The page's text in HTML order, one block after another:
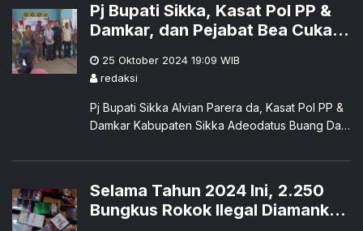
Pj Bupati Sikka, Kasat Pol PP &
Damkar, dan Pejabat Bea Cukai
Peraturan Bea Cukai
25 Oktober 2024 19:09 WIB
redaksi
Pj Bupati Sikka Alvian Parera da, Kasat Pol PP &
Damkar Kabupaten Sikka Adeodatus Buang Da
Kristoforus Moan Lirong melakukan sosialisasi
Kabupaten Sikka, Jumat, 25 Oktober 2024.
Selama Tahun 2024 Ini, 2.250
Bungkus Rokok Ilegal Diamankan